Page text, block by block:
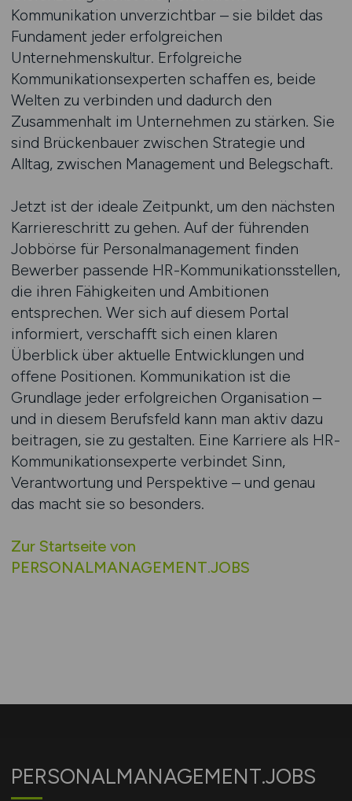
Kommunikation unverzichtbar – sie bildet das
Fundament jeder erfolgreichen
Unternehmenskultur. Erfolgreiche
Kommunikationsexperten schaffen es, beide
Welten zu verbinden und dadurch den
Zusammenhalt im Unternehmen zu stärken. Sie
sind Brückenbauer zwischen Strategie und
Alltag, zwischen Management und Belegschaft.
Jetzt ist der ideale Zeitpunkt, um den nächsten
Karriereschritt zu gehen. Auf der führenden
Jobbörse für Personalmanagement finden
Bewerber passende HR-Kommunikationsstellen,
die ihren Fähigkeiten und Ambitionen
entsprechen. Wer sich auf diesem Portal
informiert, verschafft sich einen klaren
Überblick über aktuelle Entwicklungen und
offene Positionen. Kommunikation ist die
Grundlage jeder erfolgreichen Organisation –
und in diesem Berufsfeld kann man aktiv dazu
beitragen, sie zu gestalten. Eine Karriere als HR-
Kommunikationsexperte verbindet Sinn,
Verantwortung und Perspektive – und genau
das macht sie so besonders.
Zur Startseite von
PERSONALMANAGEMENT.JOBS
PERSONALMANAGEMENT.JOBS